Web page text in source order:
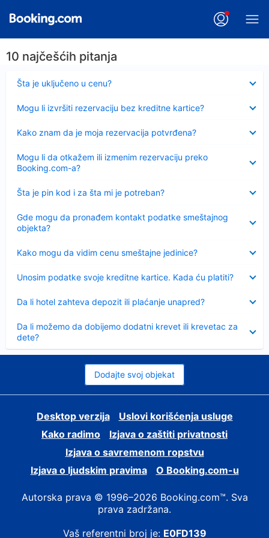
10 najčešćih pitanja
Šta je uključeno u cenu?
Sažeto
Mogu li izvršiti rezervaciju bez kreditne kartice?
Kako znam da je moja rezervacija potvrđena?
Mogu li da otkažem ili izmenim rezervaciju preko
Booking.com-a?
Šta je pin kod i za šta mi je potreban?
Sažeto
Gde mogu da pronađem kontakt podatke smeštajnog
objekta?
Kako mogu da vidim cenu smeštajne jedinice?
Unosim podatke svoje kreditne kartice. Kada ću platiti?
Da li hotel zahteva depozit ili plaćanje unapred?
Da li možemo da dobijemo dodatni krevet ili krevetac za
dete?
Dodajte svoj objekat
Desktop verzija
Uslovi korišćenja usluge
Kako radimo
Izjava o zaštiti privatnosti
Izjava o savremenom ropstvu
Izjava o ljudskim pravima
О Booking.com-u
Autorska prava © 1996–2026 Booking.com™. Sva
prava zadržana.
Vaš referentni broj je: E0FD139